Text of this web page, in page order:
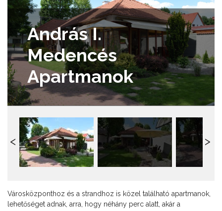
András I.
Medencés
Apartmanok
Városközponthoz és a strandhoz is közel található apartmanok,
lehetőséget adnak, arra, hogy néhány perc alatt, akár a